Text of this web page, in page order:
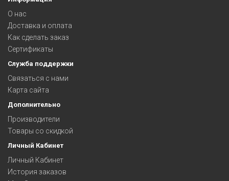
О нас
Доставка и оплата
Как сделать заказ
Сертификаты
Служба поддержки
Связаться с нами
Карта сайта
Дополнительно
Производители
Товары со скидкой
Личный Кабинет
Личный Кабинет
История заказов